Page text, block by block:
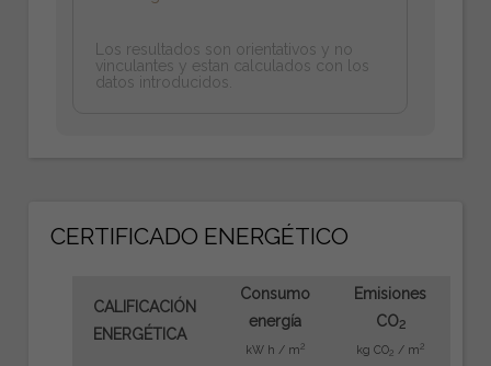
Los resultados son orientativos y no
vinculantes y estan calculados con los
datos introducidos.
CERTIFICADO ENERGÉTICO
CALIFICACIÓN
ENERGÉTICA
Consumo
energía
kW h / m2
Emisiones
CO2
kg CO2 / m2